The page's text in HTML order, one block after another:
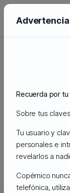
Miles de
en nuestros
copias de
fuera del
Recuerda por
Sobre tus
Tu usuario y
personales e
revelarlos a
Copérnico
telefónica,